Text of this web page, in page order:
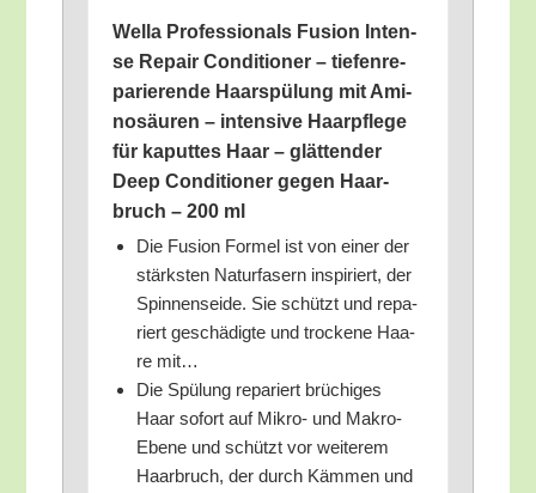
Wel­la Pro­fes­sio­nals Fusi­on Inten­
se Repair Con­di­tio­ner – tie­fen­re­
pa­rie­ren­de Haar­spü­lung mit Ami­
no­säu­ren – inten­si­ve Haar­pfle­ge
für kaput­tes Haar – glät­ten­der
Deep Con­di­tio­ner gegen Haar­
bruch – 200 ml
Die Fusi­on For­mel ist von einer der
stärks­ten Natur­fa­sern inspi­riert, der
Spin­nen­sei­de. Sie schützt und repa­
riert geschä­dig­te und tro­cke­ne Haa­
re mit…
Die Spü­lung repa­riert brü­chi­ges
Haar sofort auf Mikro- und Makro-
Ebe­ne und schützt vor wei­te­rem
Haar­bruch, der durch Käm­men und